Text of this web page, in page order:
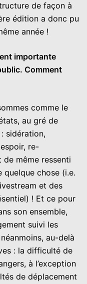
de façon à
édition a donc pu
année !
importante
Comment
comme le
au gré de
sidération,
re-
même ressenti
quelque chose (i.e.
et des
! Et ce pour
son ensemble,
suivi les
au-delà
: la difficulté de
à l’exception
de déplacement